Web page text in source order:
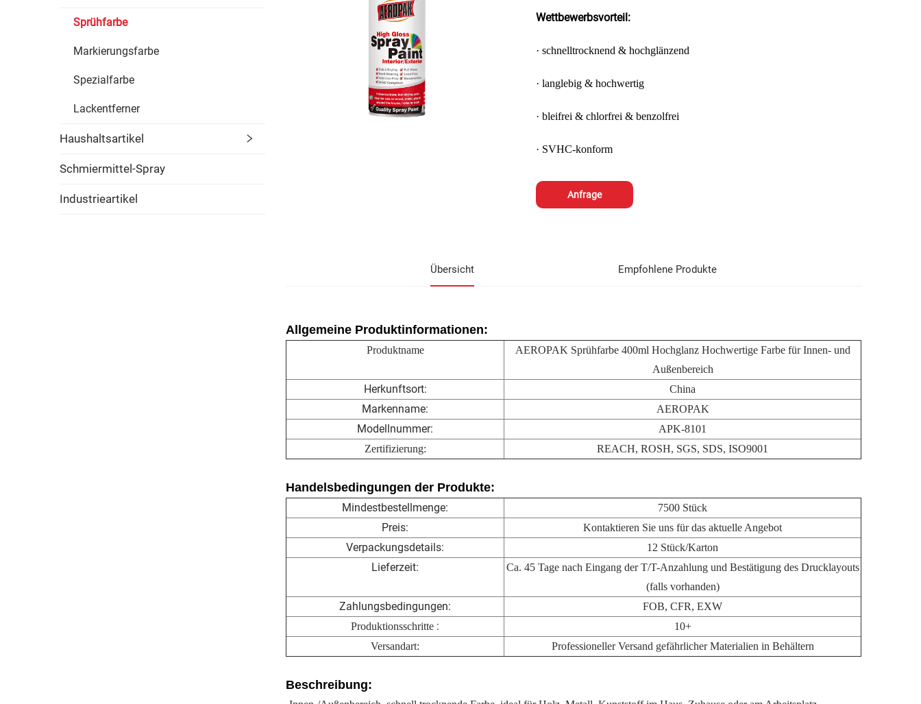
Sprühfarbe
Markierungsfarbe
Spezialfarbe
Lackentferner
Haushaltsartikel
Schmiermittel-Spray
Industrieartikel
Wettbewerbsvorteil:
· schnelltrocknend & hochglänzend
· langlebig & hochwertig
· bleifrei & chlorfrei & benzolfrei
· SVHC-konform
Anfrage
Übersicht Empfohlene Produkte
Allgemeine Produktinformationen:
Produktname
AEROPAK Sprühfarbe 400ml Hochglanz Hochwertige Farbe für Innen- und
Außenbereich
Herkunftsort: China
Markenname: AEROPAK
Modellnummer:
APK-8101
Zertifizierung:
REACH, ROSH, SGS, SDS, ISO9001
Handelsbedingungen der Produkte:
Mindestbestellmenge: 7500 Stück
Preis: Kontaktieren Sie uns für das aktuelle Angebot
Verpackungsdetails: 12 Stück/Karton
Lieferzeit:
Ca. 45 Tage nach Eingang der T/T-Anzahlung und Bestätigung des Drucklayouts
(falls vorhanden)
Zahlungsbedingungen:
FOB, CFR, EXW
Produktionsschritte :
10+
Versandart:
Professioneller Versand gefährlicher Materialien in Behältern
Beschreibung: